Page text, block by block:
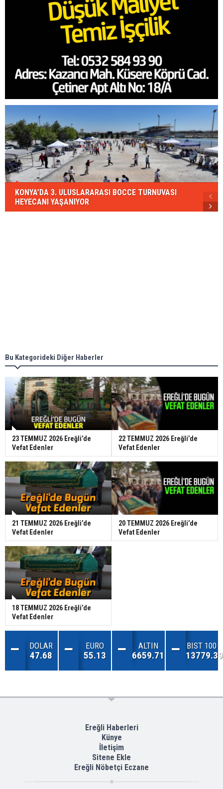
KONYA’DA 3. ULUSLARARASI BOCCE TURNUVASI
HEYECANI YAŞANIYOR
Bu Kategorideki Diğer Haberler
23 TEMMUZ 2026 Ereğli’de
Vefat Edenler
22 TEMMUZ 2026 Ereğli’de
Vefat Edenler
21 TEMMUZ 2026 Ereğli’de
Vefat Edenler
20 TEMMUZ 2026 Ereğli’de
Vefat Edenler
18 TEMMUZ 2026 Ereğli’de
Vefat Edenler
DOLAR
47.68
EURO
55.13
ALTIN
6659.71
BIST 100
13779.39
Ereğli Haberleri
Künye
İletişim
Sitene Ekle
Ereğli Nöbetçi Eczane